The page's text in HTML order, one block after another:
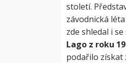
století.
závodnická
zde shledal i
Lago z roku
podařilo získat